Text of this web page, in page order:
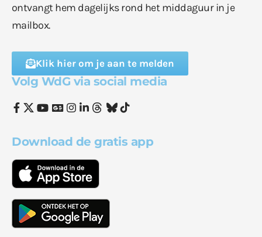
ontvangt hem dagelijks rond het middaguur in je
mailbox.
Klik hier om je aan te melden
Volg WdG via social media
Download de gratis app